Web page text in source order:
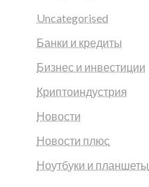
Uncategorised
Банки и кредиты
Бизнес и инвестиции
Криптоиндустрия
Новости
Новости плюс
Ноутбуки и планшеты